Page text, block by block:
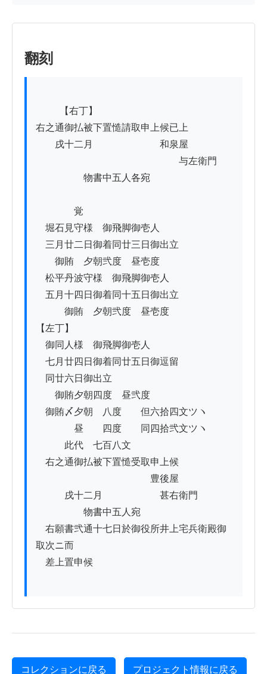
翻刻
右之通御払被下置慥請取申上候已上
戌十二月　　　　　　　和泉屋
与左衛門
物書中五人各宛
覚
堀石見守様　御飛脚御壱人
三月廿二日御着同廿三日御出立
御賄　夕朝弐度　昼壱度
松平丹波守様　御飛脚御壱人
五月十四日御着同十五日御出立
御賄　夕朝弐度　昼壱度
【左丁】
御同人様　御飛脚御壱人
七月廿四日御着同廿五日御逗留
同廿六日御出立
御賄夕朝四度　昼弐度
御賄〆夕朝　八度　　但六拾四文ツヽ
昼　　四度　　同四拾弐文ツヽ
此代　七百八文
右之通御払被下置慥受取申上候
豊後屋
戌十二月　　　　　　甚右衛門
物書中五人宛
右願書弐通十七日於御役所井上宅兵衛殿御
取次ニ而
差上置申候
コレクションに戻る プロジェクト情報に戻る